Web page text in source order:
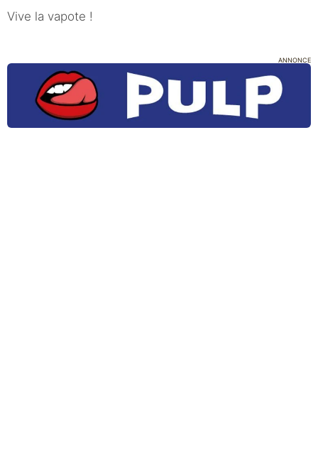
Vive la vapote !
ANNONCE